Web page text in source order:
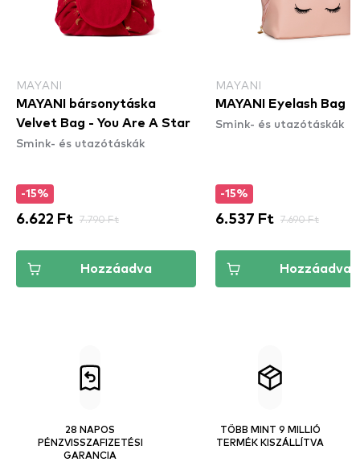
MAYANI
MAYANI bársonytáska
Velvet Bag - You Are A Star
Smink- és utazótáskák
-15%
6.622 Ft 7.790 Ft
Hozzáadva
MAYANI
MAYANI Eyelash Bag
Smink- és utazótáskák
-15%
6.537 Ft 7.690 Ft
Hozzáadva
28 NAPOS
PÉNZVISSZAFIZETÉSI
GARANCIA
TÖBB MINT 9 MILLIÓ
TERMÉK KISZÁLLÍTVA